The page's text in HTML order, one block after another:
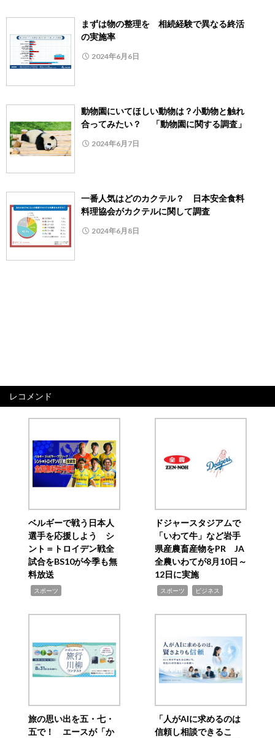
まずは物の整理を 相続経験で異なる終活
の実施率
2024年6月6日
動物園にいてほしい動物は？小動物と触れ
合ってみたい？ 「動物園に関する調査」
2024年6月7日
一番人気はどのカクテル？ 日本安全食料
料理協会がカクテルに関して調査
2024年6月8日
レコメンド
ベルギーで戦う日本人
選手を応援しよう シ
ント＝トロイデン戦全
試合をBS10が今季も無
料放送
スポーツ
ドジャースタジアムで
「いわて牛」など岩手
県産農畜産物をPR JA
全農いわてが8月10日～
12日に実施
スポーツ ビジネス
旅の思い出を五・七・
五で！ エースが「か
「人がAIに求めるのは
信頼し相談できるこ